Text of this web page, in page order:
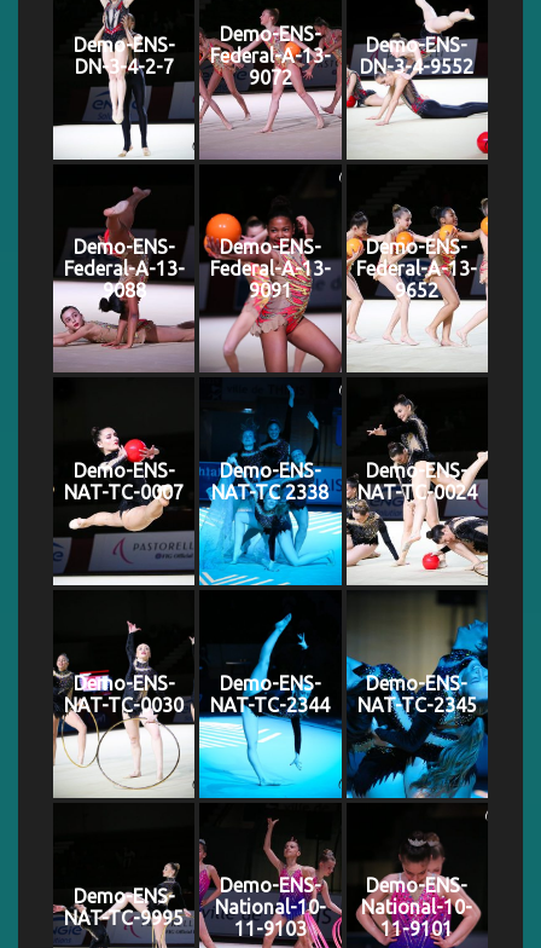
Demo-ENS-
DN-3-4-2-7
Demo-ENS-
Federal-A-13-
9072
Demo-ENS-
DN-3-4-9552
Demo-ENS-
Federal-A-13-
9088
Demo-ENS-
Federal-A-13-
9091
Demo-ENS-
Federal-A-13-
9652
Demo-ENS-
NAT-TC-0007
Demo-ENS-
NAT-TC 2338
Demo-ENS-
NAT-TC-0024
Demo-ENS-
NAT-TC-0030
Demo-ENS-
NAT-TC-2344
Demo-ENS-
NAT-TC-2345
Demo-ENS-
NAT-TC-9995
Demo-ENS-
National-10-
11-9103
Demo-ENS-
National-10-
11-9101